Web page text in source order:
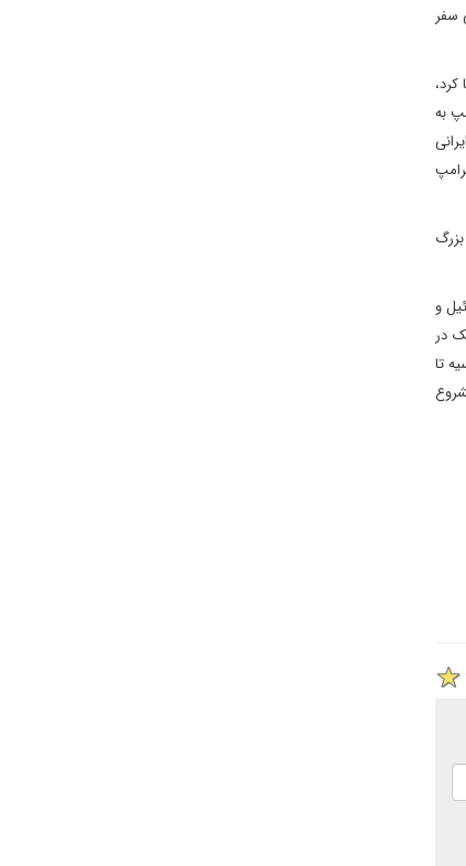
ها طی سفر
ترامپ به
که بزرگ
و
در
تا